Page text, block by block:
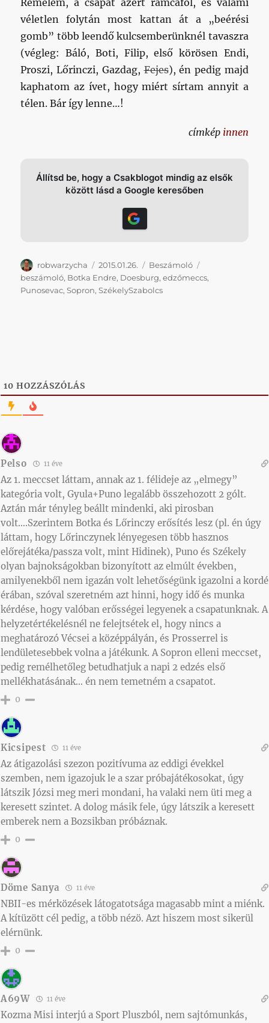
véletlen folytán most kattan át a „beérési
gomb” több leendő kulcsemberünknél tavaszra
(végleg: Báló, Boti, Filip, első körösen Endi,
Proszi, Lőrinczi, Gazdag,Fejes), én pedig majd
kaphatom az ívet, hogy miért sírtam annyit a
télen. Bár így lenne…!
címkép innen
Állítsd be, hogy a Csakblogot mindig az elsők
között lásd a Google keresőben
Szerző
robwarzycha Közzétéve
2015.01.26. Kategória
Beszámoló
beszámoló, Botka Endre, Doesburg,edzőmeccs,
Punosevac,Sopron,SzékelySzabolcs
10 HOZZÁSZÓLÁS
Pelso 11 éve
Az 1. meccset láttam, annak az 1. félideje az „elmegy”
kategória volt, Gyula+Puno legalább összehozott 2 gólt.
Aztán már tényleg beállt mindenki, aki pirosban
volt….Szerintem Botka és Lőrinczy erősítés lesz (pl. én úgy
láttam, hogy Lőrinczynek lényegesen több hasznos
előrejátéka/passza volt, mint Hidinek), Puno és Székely
olyan bajnokságokban bizonyított az elmúlt években,
amilyenekből nem igazán volt lehetőségünk igazolni a kordé
érában, szóval szeretném azt hinni, hogy idő és munka
kérdése, hogy valóban erősségei legyenek a csapatunknak. A
helyzetértékelésnél ne felejtsétek el, hogy nincs a
meghatározó Vécsei a középpályán, és Prosserrel is
lendületesebbek volna a játékunk. A Sopron elleni meccset,
pedig remélhetőleg betudhatjuk a napi 2 edzés első
mellékhatásának… én nem temetném a csapatot.
0
Kicsipest 11 éve
Az átigazolási szezon pozitívuma az eddigi évekkel
szemben, nem igazojuk le a szar próbajátékosokat, úgy
látszik Józsi meg meri mondani, ha valaki nem üti meg a
keresett szintet. A dolog másik fele, úgy látszik a keresett
emberek nem a Bozsikban próbáznak.
0
Döme Sanya 11 éve
NBII-es mérközések látogatotsága magasabb mint a miénk.
A kítüzött cél pedig, a több nézö. Azt hiszem most sikerül
elérnünk.
0
A69W 11 éve
Kozma Misi interjú a Sport Pluszból, nem sajtómunkás,